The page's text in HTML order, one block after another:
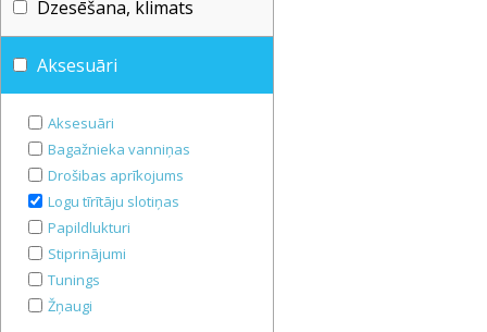
Dzesēšana, klimats
Aksesuāri
Aksesuāri
Bagažnieka vanniņas
Drošibas aprīkojums
Logu tīrītāju slotiņas
Papildlukturi
Stiprinājumi
Tunings
Žņaugi